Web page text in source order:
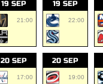
19 SEP
21:00
19 SEP
22:00
20 SEP
17:00
20 SEP
19:00